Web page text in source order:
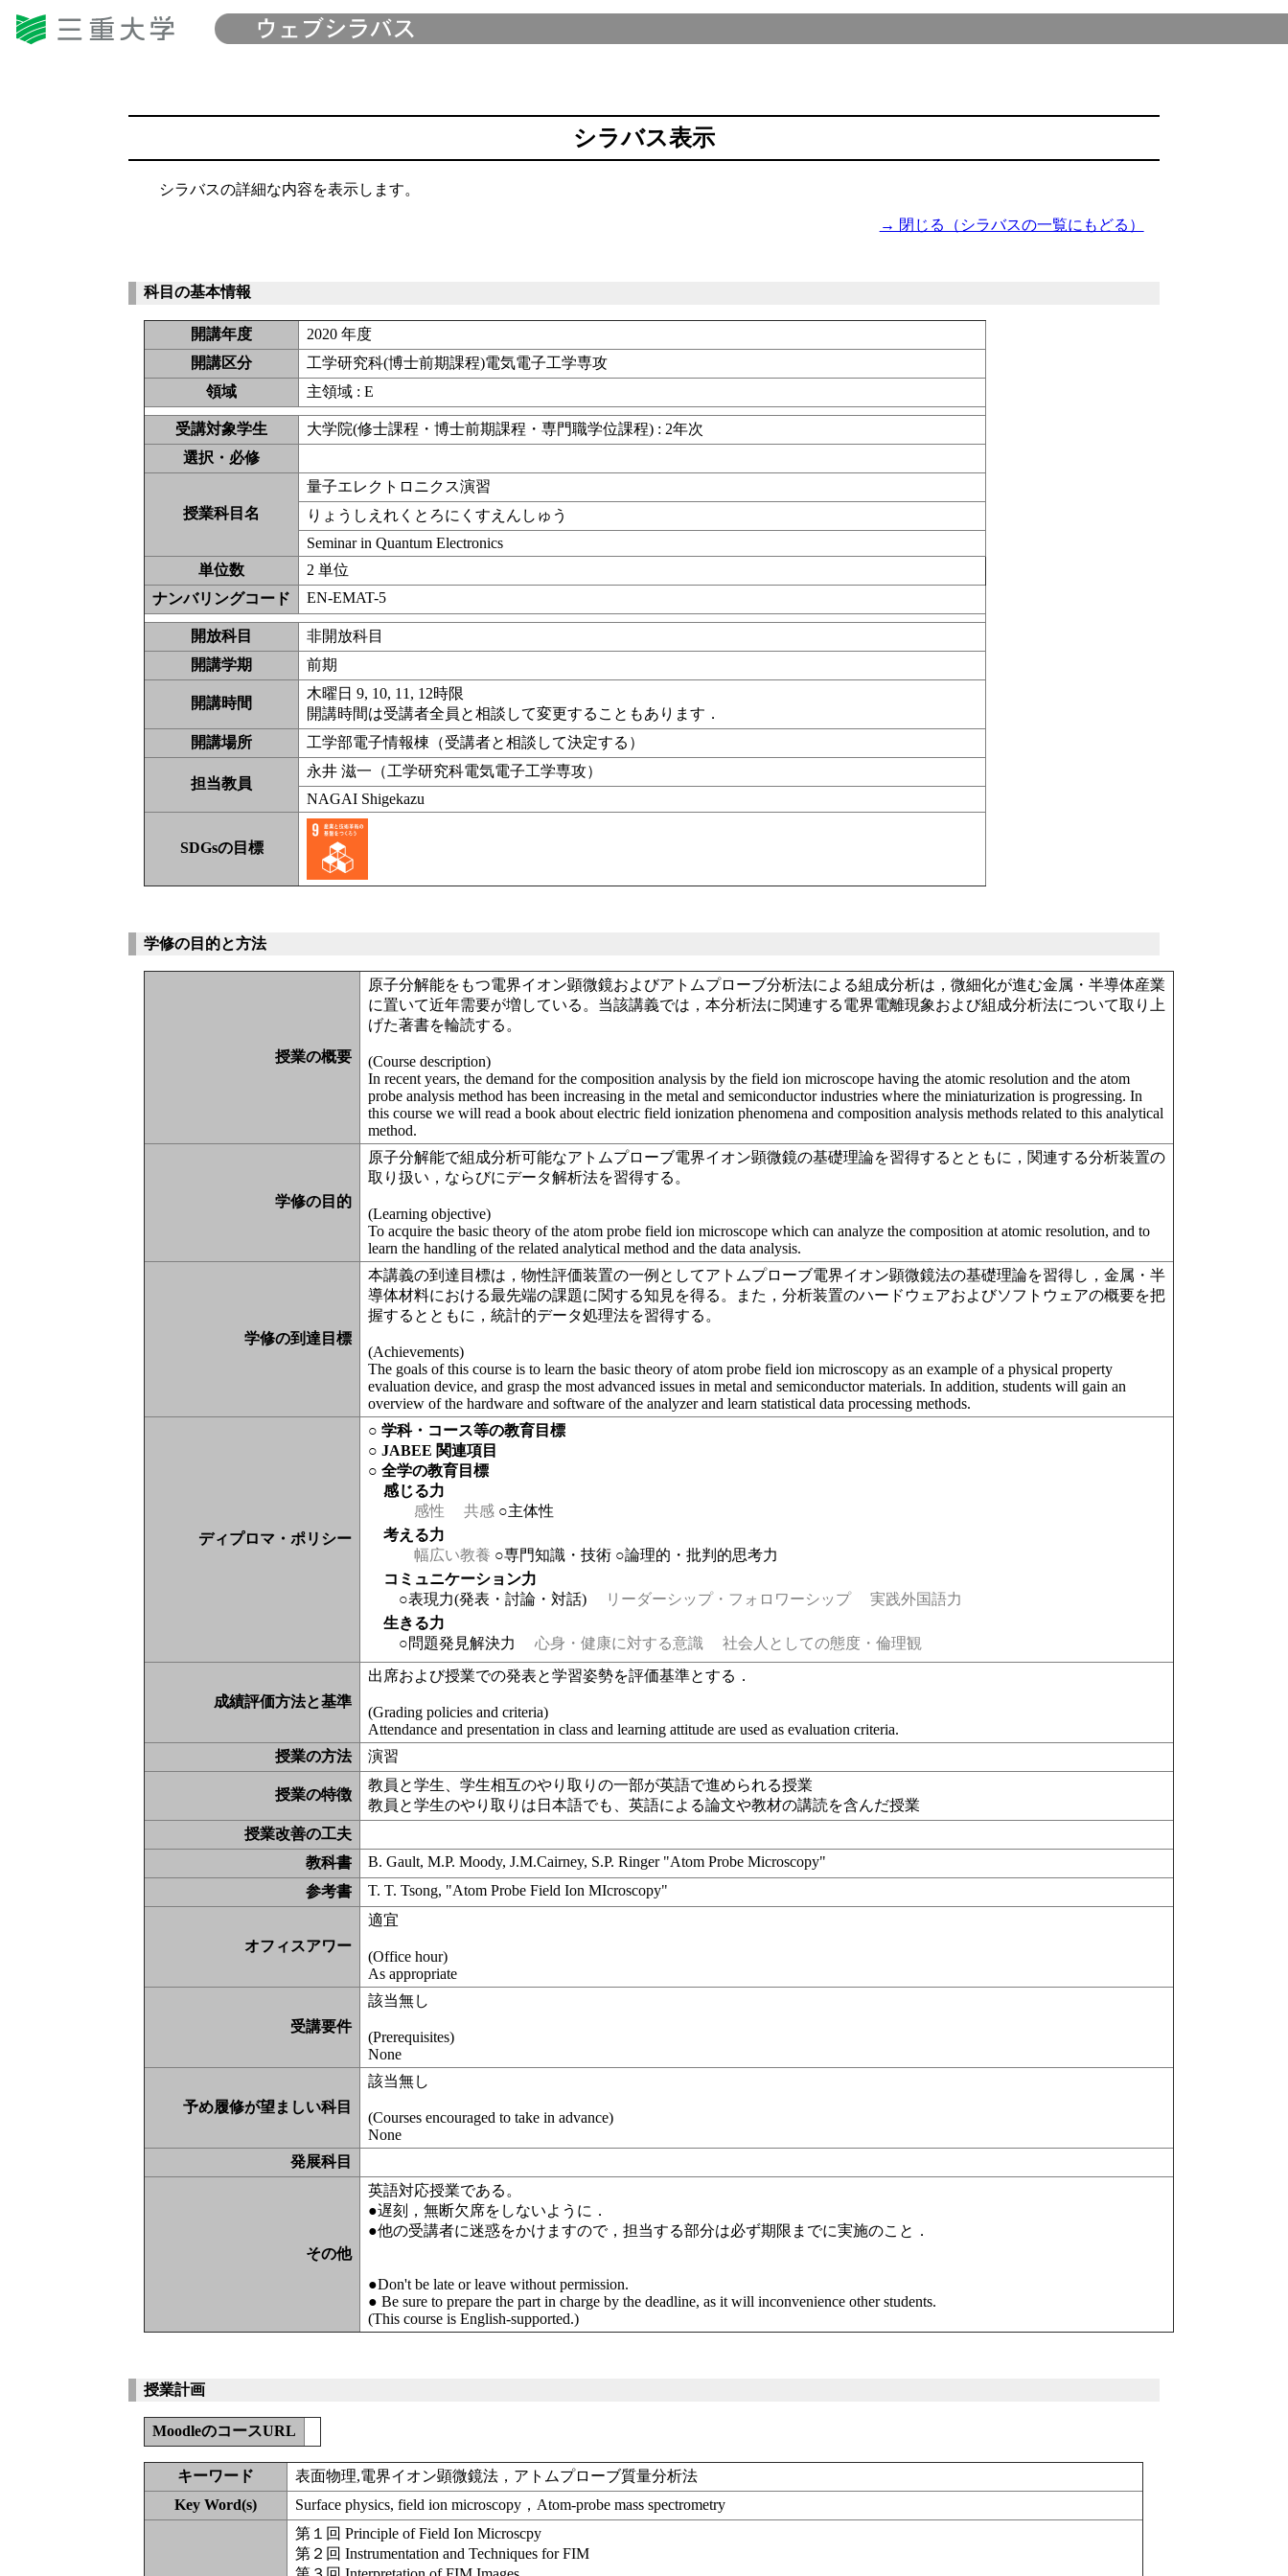
シラバス表示
シラバスの詳細な内容を表示します。
→ 閉じる（シラバスの一覧にもどる）
科目の基本情報
開講年度
2020 年度
開講区分
工学研究科(博士前期課程)電気電子工学専攻
領域
主領域 : E
受講対象学生
大学院(修士課程・博士前期課程・専門職学位課程) : 2年次
選択・必修
授業科目名
量子エレクトロニクス演習
りょうしえれくとろにくすえんしゅう
Seminar in Quantum Electronics
単位数
2 単位
ナンバリングコード
EN-EMAT-5
開放科目
非開放科目
開講学期
前期
開講時間
木曜日 9, 10, 11, 12時限
開講時間は受講者全員と相談して変更することもあります．
開講場所
工学部電子情報棟（受講者と相談して決定する）
担当教員
永井 滋一（工学研究科電気電子工学専攻）
NAGAI Shigekazu
SDGsの目標
学修の目的と方法
授業の概要
原子分解能をもつ電界イオン顕微鏡およびアトムプローブ分析法による組成分析は，微細化が進む金属・半導体産業
に置いて近年需要が増している。当該講義では，本分析法に関連する電界電離現象および組成分析法について取り上
げた著書を輪読する。
(Course description)
In recent years, the demand for the composition analysis by the field ion microscope having the atomic resolution and the atom
probe analysis method has been increasing in the metal and semiconductor industries where the miniaturization is progressing. In
this course we will read a book about electric field ionization phenomena and composition analysis methods related to this analytical
method.
学修の目的
原子分解能で組成分析可能なアトムプローブ電界イオン顕微鏡の基礎理論を習得するとともに，関連する分析装置の
取り扱い，ならびにデータ解析法を習得する。
(Learning objective)
To acquire the basic theory of the atom probe field ion microscope which can analyze the composition at atomic resolution, and to
learn the handling of the related analytical method and the data analysis.
学修の到達目標
本講義の到達目標は，物性評価装置の一例としてアトムプローブ電界イオン顕微鏡法の基礎理論を習得し，金属・半
導体材料における最先端の課題に関する知見を得る。また，分析装置のハードウェアおよびソフトウェアの概要を把
握するとともに，統計的データ処理法を習得する。
(Achievements)
The goals of this course is to learn the basic theory of atom probe field ion microscopy as an example of a physical property
evaluation device, and grasp the most advanced issues in metal and semiconductor materials. In addition, students will gain an
overview of the hardware and software of the analyzer and learn statistical data processing methods.
ディプロマ・ポリシー
○ 学科・コース等の教育目標
○ JABEE 関連項目
○ 全学の教育目標
感じる力
感性
共感 ○主体性
考える力
幅広い教養 ○専門知識・技術 ○論理的・批判的思考力
コミュニケーション力
○表現力(発表・討論・対話)
リーダーシップ・フォロワーシップ
実践外国語力
生きる力
○問題発見解決力
心身・健康に対する意識 社会人としての態度・倫理観
成績評価方法と基準
出席および授業での発表と学習姿勢を評価基準とする．
(Grading policies and criteria)
Attendance and presentation in class and learning attitude are used as evaluation criteria.
授業の方法
演習
授業の特徴
教員と学生、学生相互のやり取りの一部が英語で進められる授業
教員と学生のやり取りは日本語でも、英語による論文や教材の講読を含んだ授業
授業改善の工夫
教科書
B. Gault, M.P. Moody, J.M.Cairney, S.P. Ringer "Atom Probe Microscopy"
参考書
T. T. Tsong, "Atom Probe Field Ion MIcroscopy"
オフィスアワー
適宜
(Office hour)
As appropriate
受講要件
該当無し
(Prerequisites)
None
予め履修が望ましい科目
該当無し
(Courses encouraged to take in advance)
None
発展科目
その他
英語対応授業である。
●遅刻，無断欠席をしないように．
●他の受講者に迷惑をかけますので，担当する部分は必ず期限までに実施のこと．
●Don't be late or leave without permission.
● Be sure to prepare the part in charge by the deadline, as it will inconvenience other students.
(This course is English-supported.)
授業計画
MoodleのコースURL
キーワード
表面物理,電界イオン顕微鏡法，アトムプローブ質量分析法
Key Word(s)
Surface physics, field ion microscopy，Atom-probe mass spectrometry
第１回 Principle of Field Ion Microscpy
第２回 Instrumentation and Techniques for FIM